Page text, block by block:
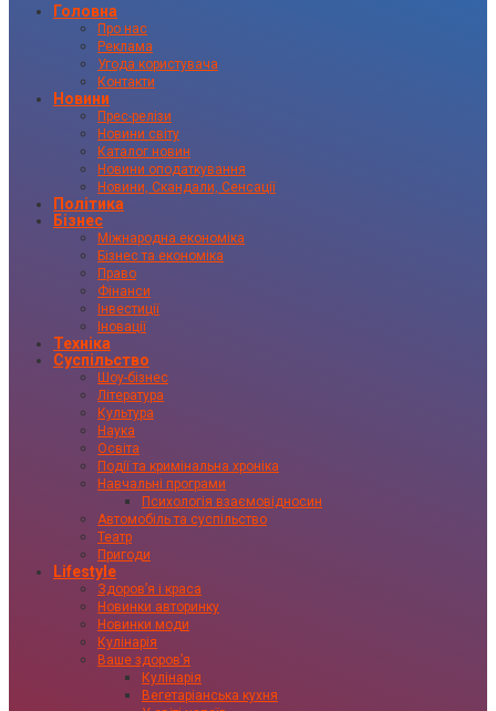
Головна
Про нас
Реклама
Угода користувача
Контакти
Новини
Прес-релізи
Новини світу
Каталог новин
Новини оподаткування
Новини, Скандали, Сенсації
Політика
Бізнес
Міжнародна економіка
Бізнес та економіка
Право
Фінанси
Інвестиції
Іновації
Техніка
Суспільство
Шоу-бізнес
Література
Культура
Наука
Освіта
Події та кримінальна хроніка
Навчальні програми
Психологія взаємовідносин
Автомобіль та суспільство
Театр
Пригоди
Lifestyle
Здоровʼя і краса
Новинки авторинку
Новинки моди
Кулінарія
Ваше здоровʼя
Кулінарія
Вегетаріанська кухня